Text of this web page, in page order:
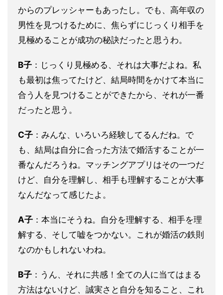
からのプレッシャーもあったし。でも、高年収の
男性を見つけるために、焦らずにじっくり相手を
見極めることが成功の秘訣だったと思うわ。
B子 ：じっくり見極める、それは大事だよね。私
も最初は焦ってたけど、結局時間をかけて本当に
合う人を見つけることができたから、それが一番
だったと思う。
C子 ：みんな、いろいろ経験してるんだね。で
も、結局は自分に合った方法で婚活することが一
番なんだろうね。マッチングアプリはその一つだ
けど、自分を理解し、相手も理解することが大事
なんだなって感じたよ。
A子 ：本当にそうね。自分を理解する、相手を理
解する、そして嘘をつかない。これが婚活の鉄則
なのかもしれないわね。
B子 ：うん、それに共感！全ての人に当てはまる
方法はないけど、誠実さと自分を知ること、これ